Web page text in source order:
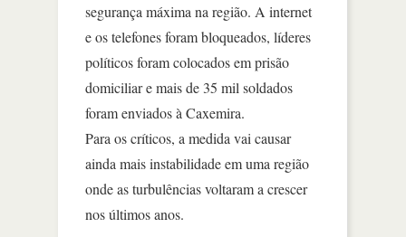
segurança máxima na região. A internet
e os telefones foram bloqueados, líderes
políticos foram colocados em prisão
domiciliar e mais de 35 mil soldados
foram enviados à Caxemira.
Para os críticos, a medida vai causar
ainda mais instabilidade em uma região
onde as turbulências voltaram a crescer
nos últimos anos.